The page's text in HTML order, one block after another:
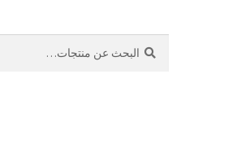
عن: